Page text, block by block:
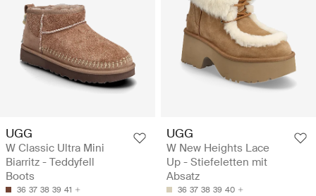
UGG
W Classic Ultra Mini
Biarritz - Teddyfell
Boots
36 37 38 39 41
UGG
W New Heights Lace
Up - Stiefeletten mit
Absatz
36 37 38 39 40